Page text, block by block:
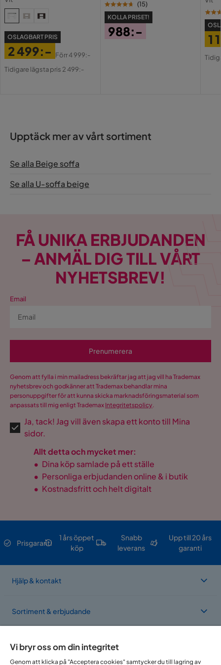
OSLAGBART PRIS
Pris
2 499:-
Original
Förr4 999:-
Tidigare lägsta pris 2 499:-
(15)
KOLLA PRISET!
988:-
1
Upptäck mer av vårt sortiment
Se alla Beige soffa
Se alla U-soffa beige
FÅ UNIKA ERBJUDANDEN
– ANMÄL DIG TILL VÅRT
NYHETSBREV!
Email
Prenumerera
Genom att fylla i min mailadress bekräftar jag att jag vill ha Trademax
nyhetsbrev och godkänner att Trademax behandlar mina
personuppgifter för att kunna skicka marknadsföringsmaterial som
anpassats till mig enligt Trademax Integritetspolicy.
Ja, tack! Jag vill även skapa ett konto till Mina
sidor.
Allt detta och mycket mer:
• Dina köp samlade på ett ställe
• Personliga erbjudanden online & i butik
• Kostnadsfritt och helt digitalt
Prisgaranti
1 års öppet
köp
Snabb
leverans
Upp till 20 års
garanti
Hjälp & kontakt
Sortiment & erbjudande
Vi bryr oss om din integritet
Genom att klicka på "Acceptera cookies" samtycker du till lagring av